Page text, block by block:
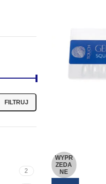
FILTRUJ
2
WYPR
ZEDA
NE